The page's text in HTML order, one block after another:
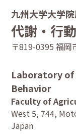
九州大学大学
代謝・行
〒819-0395 福
Laboratory of
Behavior
Faculty of
West 5, 744,
Japan